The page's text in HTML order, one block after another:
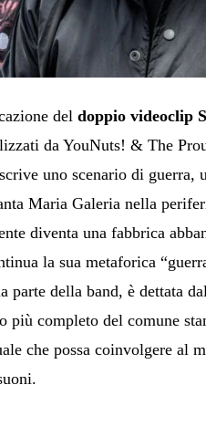
deldoppio videoclip
da YouNuts! & The
uno scenario di guerra,
Maria Galeria nella
diventa una fabbrica
la sua metaforica
parte della band, è dettata
più completo del comune
che possa coinvolgere al